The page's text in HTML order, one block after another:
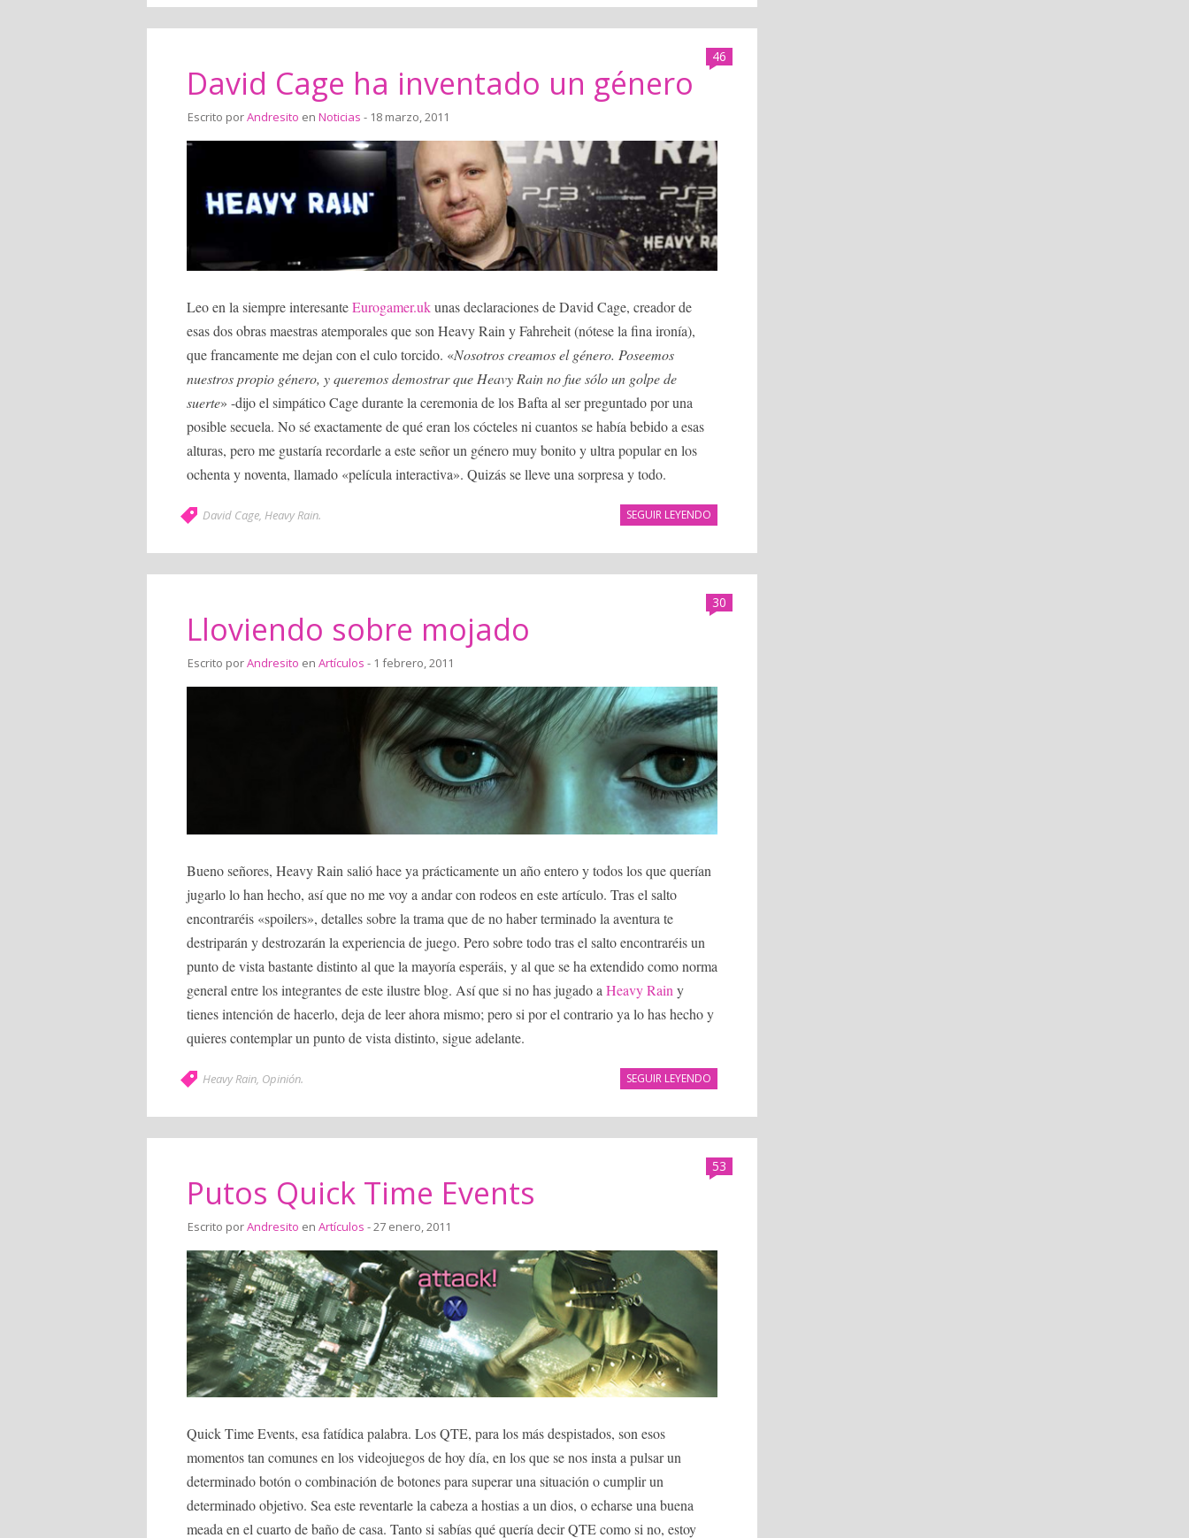
46
David Cage ha inventado un género
Escrito porAndresito en Noticias - 18 marzo, 2011
Leo en la siempre interesanteEurogamer.ukunas declaraciones de David Cage, creador de
esas dos obras maestras atemporales que son Heavy Rain y Fahreheit (nótese la fina ironía),
que francamente me dejan con el culo torcido. «Nosotros creamos el género. Poseemos
nuestros propio género, y queremos demostrar que Heavy Rain no fue sólo un golpe de
suerte» -dijo el simpático Cage durante la ceremonia de los Bafta al ser preguntado por una
posible secuela. No sé exactamente de qué eran los cócteles ni cuantos se había bebido a esas
alturas, pero me gustaría recordarle a este señor un género muy bonito y ultra popular en los
ochenta y noventa, llamado «película interactiva». Quizás se lleve una sorpresa y todo.
SEGUIR LEYENDO
David Cage, Heavy Rain.
30
Lloviendo sobre mojado
Escrito porAndresito en Artículos - 1 febrero, 2011
Bueno señores, Heavy Rain salió hace ya prácticamente un año entero y todos los que querían
jugarlo lo han hecho, así que no me voy a andar con rodeos en este artículo. Tras el salto
encontraréis «spoilers», detalles sobre la trama que de no haber terminado la aventura te
destriparán y destrozarán la experiencia de juego. Pero sobre todo tras el salto encontraréis un
punto de vista bastante distinto al que la mayoría esperáis, y al que se ha extendido como norma
general entre los integrantes de este ilustre blog. Así que si no has jugado a Heavy Rain y
tienes intención de hacerlo, deja de leer ahora mismo; pero si por el contrario ya lo has hecho y
quieres contemplar un punto de vista distinto, sigue adelante.
SEGUIR LEYENDO
Heavy Rain Opinión.
53
Putos Quick Time Events
Escrito porAndresito en Artículos - 27 enero, 2011
Quick Time Events, esa fatídica palabra. Los QTE, para los más despistados, son esos
momentos tan comunes en los videojuegos de hoy día, en los que se nos insta a pulsar un
determinado botón o combinación de botones para superar una situación o cumplir un
determinado objetivo. Sea este reventarle la cabeza a hostias a un dios, o echarse una buena
meada en el cuarto de baño de casa. Tanto si sabías qué quería decir QTE como si no, estoy